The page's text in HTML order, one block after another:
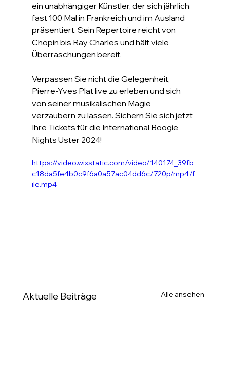
ein unabhängiger Künstler, der sich jährlich
fast 100 Mal in Frankreich und im Ausland
präsentiert. Sein Repertoire reicht von
Chopin bis Ray Charles und hält viele
Überraschungen bereit.
Verpassen Sie nicht die Gelegenheit,
Pierre-Yves Plat live zu erleben und sich
von seiner musikalischen Magie
verzaubern zu lassen. Sichern Sie sich jetzt
Ihre Tickets für die International Boogie
Nights Uster 2024!
https://video.wixstatic.com/video/140174_39fb
c18da5fe4b0c9f6a0a57ac04dd6c/720p/mp4/f
ile.mp4
Aktuelle Beiträge Alle ansehen